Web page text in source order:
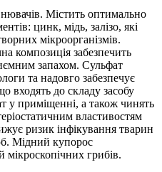
Містить оптимально
цинк, мідь, залізо, які
мікроорганізмів.
композиція забезпечить
запахом. Сульфат
та надовго забезпечує
входять до складу засобу
у приміщенні, а також чинять
властивостям
ризик інфікування тварин
Мідний купорос
мікроскопічних грибів.